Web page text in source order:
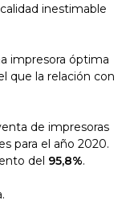
inestimable
impresora óptima
que la relación con
de impresoras
para el año 2020.
del 95,8%.